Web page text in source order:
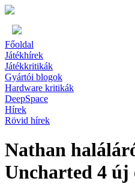
Főoldal
Játékhírek
Játékkritikák
Gyártói blogok
Hardware kritikák
DeepSpace
Hírek
Rövid hírek
Nathan
Uncharted 4 új